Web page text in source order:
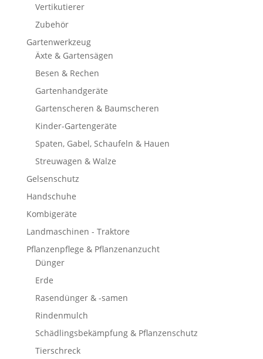
Vertikutierer
Zubehör
Gartenwerkzeug
Äxte & Gartensägen
Besen & Rechen
Gartenhandgeräte
Gartenscheren & Baumscheren
Kinder-Gartengeräte
Spaten, Gabel, Schaufeln & Hauen
Streuwagen & Walze
Gelsenschutz
Handschuhe
Kombigeräte
Landmaschinen - Traktore
Pflanzenpflege & Pflanzenanzucht
Dünger
Erde
Rasendünger & -samen
Rindenmulch
Schädlingsbekämpfung & Pflanzenschutz
Tierschreck